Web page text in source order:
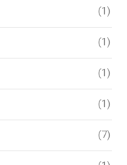
(1)
(1)
(1)
(1)
(7)